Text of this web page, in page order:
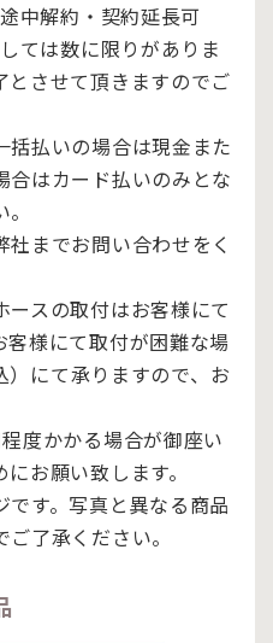
中解約・契約延長可
ては数に限りがありま
とさせて頂きますのでご
払いの場合は現金また
合はカード払いのみとな
までお問い合わせをく
スの取付はお客様にて
様にて取付が困難な場
にて承りますので、お
度かかる場合が御座い
お願い致します。
す。写真と異なる商品
了承ください。